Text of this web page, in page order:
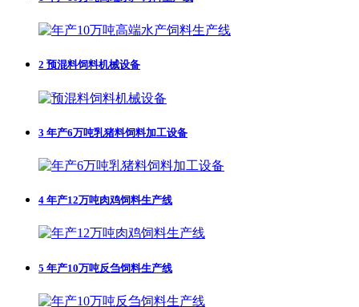
2 预混料饲料机械设备
3 年产6万吨乳猪料饲料加工设备
4 年产12万吨肉鸡饲料生产线
5 年产10万吨反刍饲料生产线